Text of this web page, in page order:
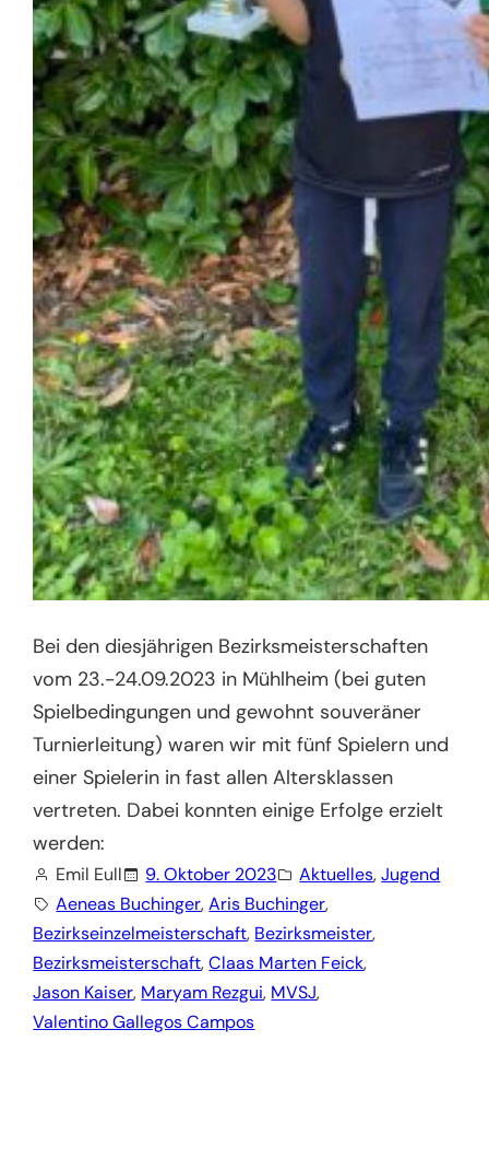
Bei den diesjährigen Bezirksmeisterschaften
vom 23.-24.09.2023 in Mühlheim (bei guten
Spielbedingungen und gewohnt souveräner
Turnierleitung) waren wir mit fünf Spielern und
einer Spielerin in fast allen Altersklassen
vertreten. Dabei konnten einige Erfolge erzielt
werden:
Emil Eull 9. Oktober 2023 Aktuelles, Jugend
Aeneas Buchinger, Aris Buchinger,
Bezirkseinzelmeisterschaft, Bezirksmeister,
Bezirksmeisterschaft, Claas Marten Feick,
Jason Kaiser, Maryam Rezgui, MVSJ,
Valentino Gallegos Campos